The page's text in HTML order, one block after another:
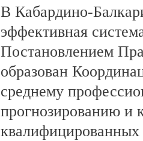
В Кабардино-
эффективная
Постановлением
образован
среднему
прогнозированию и
квалифицированных